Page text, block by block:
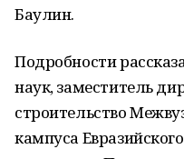
Баулин.
Подробности
наук, заместитель
строительство
кампуса